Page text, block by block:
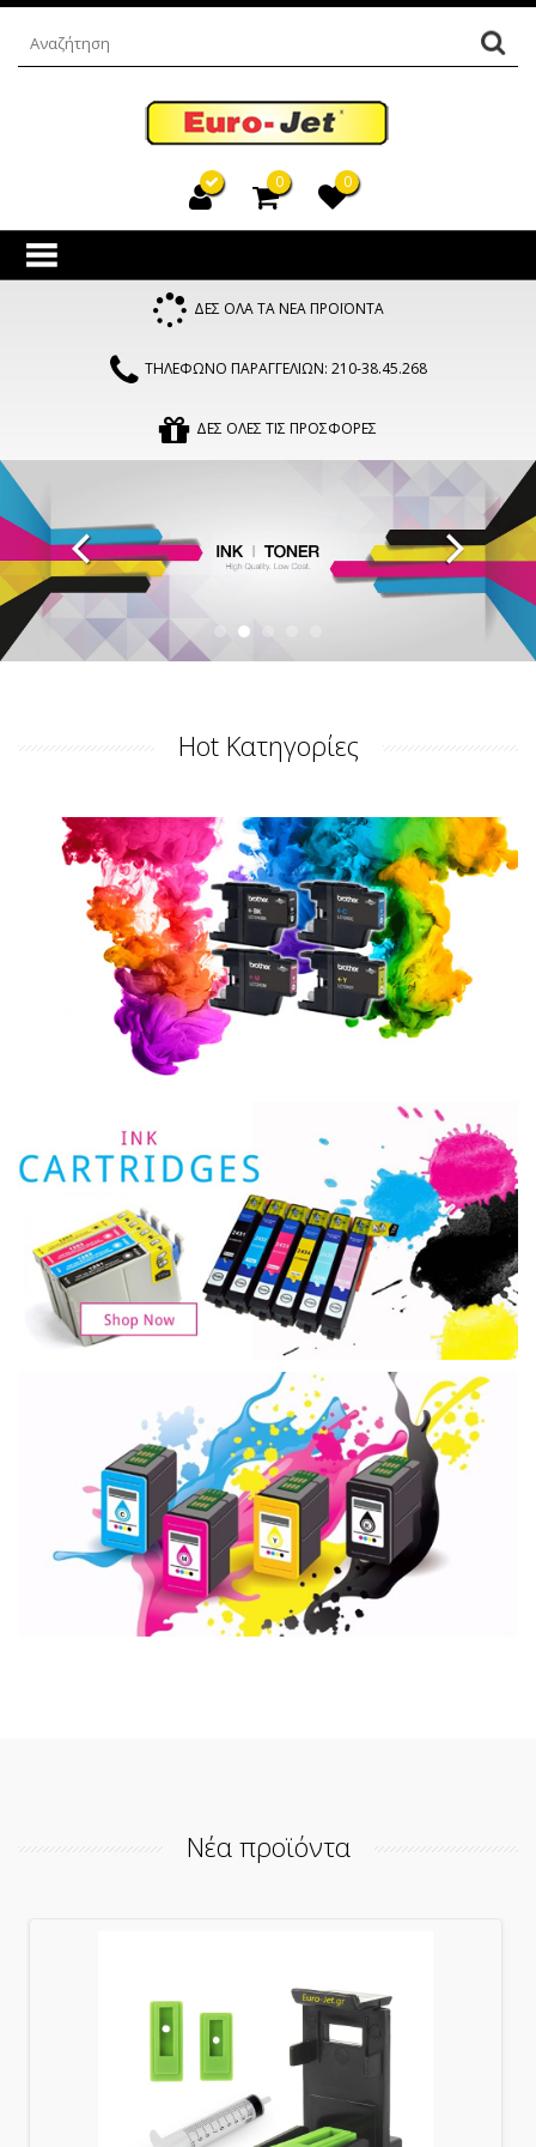
0 0
ΔΕΣ ΟΛΑ ΤΑ ΝΕΑ ΠΡΟΪΟΝΤΑ
ΤΗΛΕΦΩΝΟ ΠΑΡΑΓΓΕΛΙΩΝ: 210-38.45.268
ΔΕΣ ΟΛΕΣ ΤΙΣ ΠΡΟΣΦΟΡΕΣ
Hot Κατηγορίες
Νέα προϊόντα